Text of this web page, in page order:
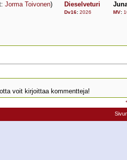
Jorma Toivonen)
Dieselveturi
Dv16: 2026 MV:
voit kirjoittaa kommentteja!